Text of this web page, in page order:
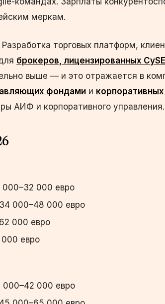
меркам.
Разработка торговых платформ,
брокеров, лицензированных
выше — и это отражается в
фондами и корпоративных
АИФ и корпоративного управления.
000–32 000 евро
34 000–48 000 евро
000 евро
евро
000–42 000 евро